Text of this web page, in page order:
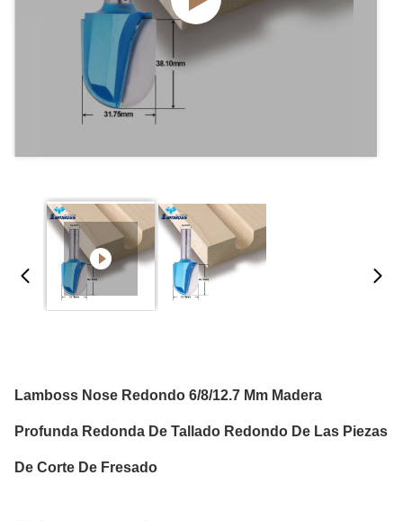
Lamboss Nose Redondo 6/8/12.7 Mm Madera
Profunda Redonda De Tallado Redondo De Las Piezas
De Corte De Fresado